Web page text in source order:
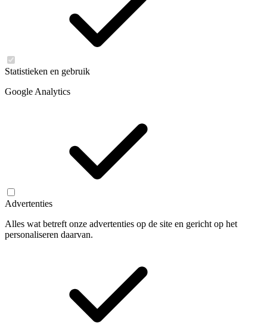
Statistieken en gebruik
Google Analytics
Advertenties
Alles wat betreft onze advertenties op de site en gericht op het
personaliseren daarvan.